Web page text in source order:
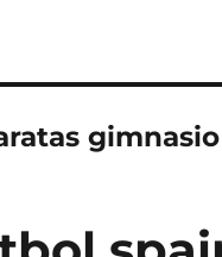
gimnasio